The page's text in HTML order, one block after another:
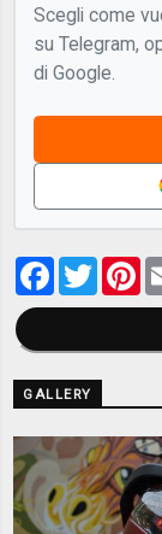
Scegli come
su Telegram,
di Google.
Facebook
GALLERY